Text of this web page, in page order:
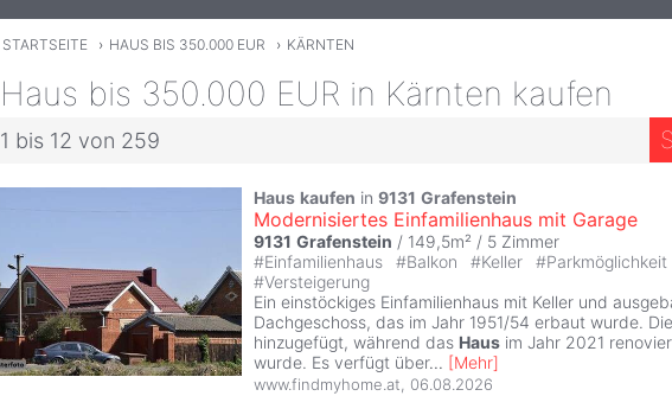
STARTSEITE › HAUS BIS 350.000 EUR › KÄRNTEN
Haus bis 350.000 EUR in Kärnten kaufen
1 bis 12 von 259
Haus kaufen in 9131 Grafenstein
Modernisiertes Einfamilienhaus mit Garage
9131 Grafenstein / 149,5m² / 5 Zimmer
#Einfamilienhaus #Balkon #Keller #Parkmöglichkeit
#Versteigerung
Ein einstöckiges Einfamilienhaus mit Keller und
Dachgeschoss, das im Jahr 1951/54 erbaut wurde.
hinzugefügt, während das Haus im Jahr 2021
wurde. Es verfügt über... [Mehr]
www.findmyhome.at 06.08.2026